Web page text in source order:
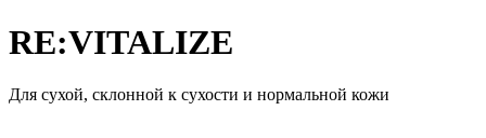
RE:VITALIZE
Для сухой, склонной к сухости и нормальной кожи